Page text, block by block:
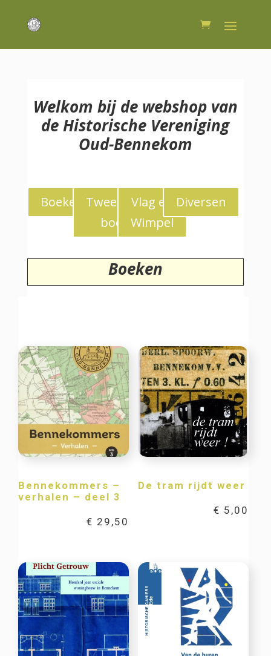
Welkom bij de webshop van
de Historische Vereniging
Oud-Bennekom
Boeken
Tweedekans
boeken
Vlag en
Wimpel
Diversen
Boeken
Bennekommers –
verhalen – deel 3
€ 29,50
De tram rijdt weer
€ 5,00